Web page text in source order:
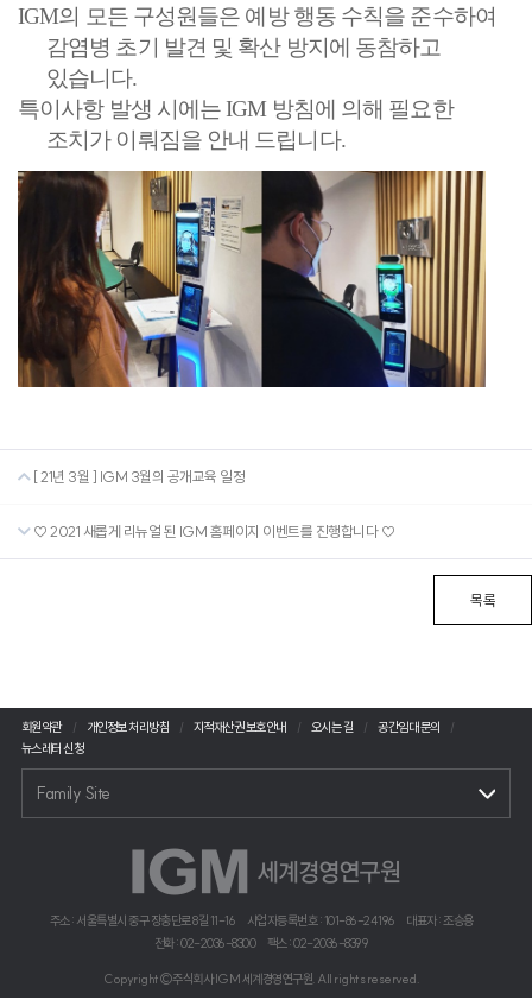
IGM의 모든 구성원들은 예방 행동 수칙을 준수하여
감염병 초기 발견 및 확산 방지에 동참하고
있습니다.
특이사항 발생 시에는 IGM 방침에 의해 필요한
조치가 이뤄짐을 안내 드립니다.
[ 21년 3월 ] IGM 3월의 공개교육 일정
♡ 2021 새롭게 리뉴얼 된 IGM 홈페이지 이벤트를 진행합니다 ♡
목록
회원약관 개인정보 처리방침 지적재산권 보호안내 오시는 길
공간임대 문의
뉴스레터 신청
Family Site
주소 : 서울특별시 중구 장충단로 8길 11-16 사업자등록번호 : 101-86-24196
대표자 : 조승용
전화 : 02-2036-8300
팩스 : 02-2036-8399
Copyright©주식회사 IGM 세계경영연구원. All rights reserved.